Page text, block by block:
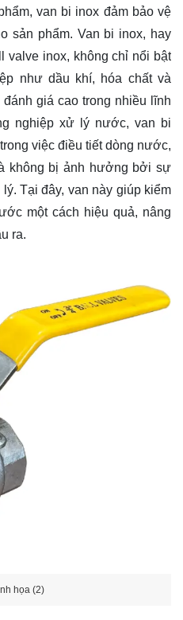
van bi inox đảm bảo vệ
sản phẩm. Van bi inox, hay
inox, không chỉ nổi bật
như dầu khí, hóa chất và
giá cao trong nhiều lĩnh
nghiệp xử lý nước, van bi
việc điều tiết dòng nước,
không bị ảnh hưởng bởi sự
Tại đây, van này giúp kiểm
một cách hiệu quả, nâng
ra.
họa (2)